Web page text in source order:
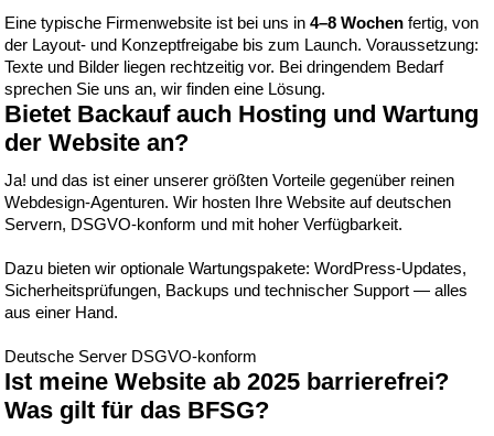
Eine typische Firmenwebsite ist bei uns in4–8 Wochen fertig, von
der Layout- und Konzeptfreigabe bis zum Launch. Voraussetzung:
Texte und Bilder liegen rechtzeitig vor. Bei dringendem Bedarf
sprechen Sie uns an, wir finden eine Lösung.
Bietet Backauf auch Hosting und Wartung
der Website an?
Ja! und das ist einer unserer größten Vorteile gegenüber reinen
Webdesign-Agenturen. Wir hosten Ihre Website auf deutschen
Servern, DSGVO-konform und mit hoher Verfügbarkeit.
Dazu bieten wir optionale Wartungspakete: WordPress-Updates,
Sicherheitsprüfungen, Backups und technischer Support — alles
aus einer Hand.
Deutsche Server DSGVO-konform
Ist meine Website ab 2025 barrierefrei?
Was gilt für das BFSG?